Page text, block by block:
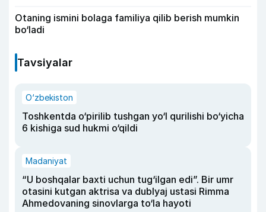
Otaning ismini bolaga familiya qilib berish mumkin
bo‘ladi
Tavsiyalar
O‘zbekiston
Toshkentda o‘pirilib tushgan yo‘l qurilishi bo‘yicha
6 kishiga sud hukmi o‘qildi
Madaniyat
“U boshqalar baxti uchun tug‘ilgan edi”. Bir umr
otasini kutgan aktrisa va dublyaj ustasi Rimma
Ahmedovaning sinovlarga to‘la hayoti